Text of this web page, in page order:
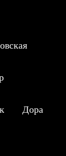
Дора